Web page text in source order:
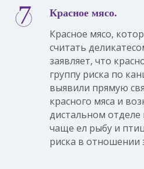
Красное мясо.
Красное мясо,
считать
заявляет, что
группу риска по
выявили прямую
красного мяса и
дистальном
чаще ел рыбу и
риска в отношении